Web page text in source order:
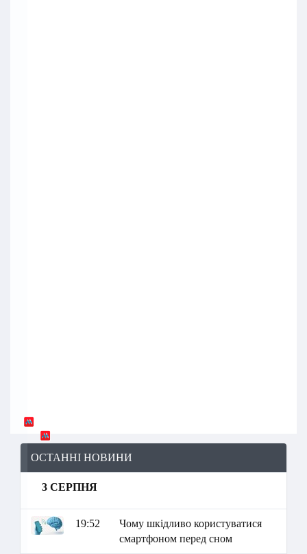
ОСТАННІ НОВИНИ
3 СЕРПНЯ
19:52
Чому шкідливо користуватися
смартфоном перед сном